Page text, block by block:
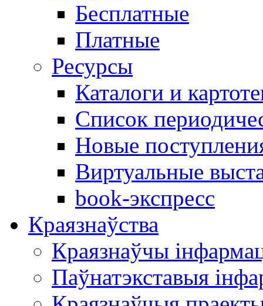
Бесплатные
Платные
Ресурсы
Каталоги и
Список
Новые
Виртуальные
book-экспресс
Краязнаўства
Краязнаўчы
Паўнатэкставыя